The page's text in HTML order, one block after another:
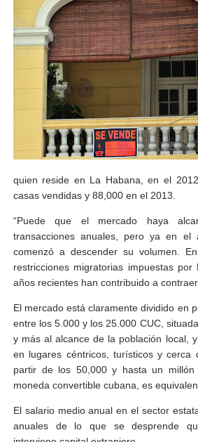
quien reside en La Habana, en el
casas vendidas y 88,000 en el 2013.
“Puede que el mercado haya
transacciones anuales, pero ya en el
comenzó a descender su volumen.
restricciones migratorias impuestas
años recientes han contribuido a
El mercado está claramente dividido en
entre los 5.000 y los 25.000 CUC,
y más al alcance de la población local,
en lugares céntricos, turísticos y cerca
partir de los 50,000 y hasta un
moneda convertible cubana, es
El salario medio anual en el sector
anuales de lo que se desprende